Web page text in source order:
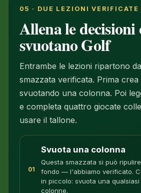
05 · DUE LEZIONI VERIFICATE
Allena le decisioni
svuotano Golf
Entrambe le lezioni ripartono
smazzata verificata. Prima crea
svuotando una colonna. Poi
e completa quattro giocate
usare il tallone.
01
Svuota una colonna
Questa smazzata si può
fondo — l'abbiamo verificato.
in piccolo: svuota una
colonne.